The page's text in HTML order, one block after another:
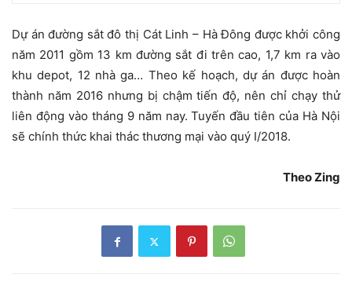
Dự án đường sắt đô thị Cát Linh – Hà Đông được khởi công
năm 2011 gồm 13 km đường sắt đi trên cao, 1,7 km ra vào
khu depot, 12 nhà ga… Theo kế hoạch, dự án được hoàn
thành năm 2016 nhưng bị chậm tiến độ, nên chỉ chạy thử
liên động vào tháng 9 năm nay. Tuyến đầu tiên của Hà Nội
sẽ chính thức khai thác thương mại vào quý I/2018.
Theo Zing